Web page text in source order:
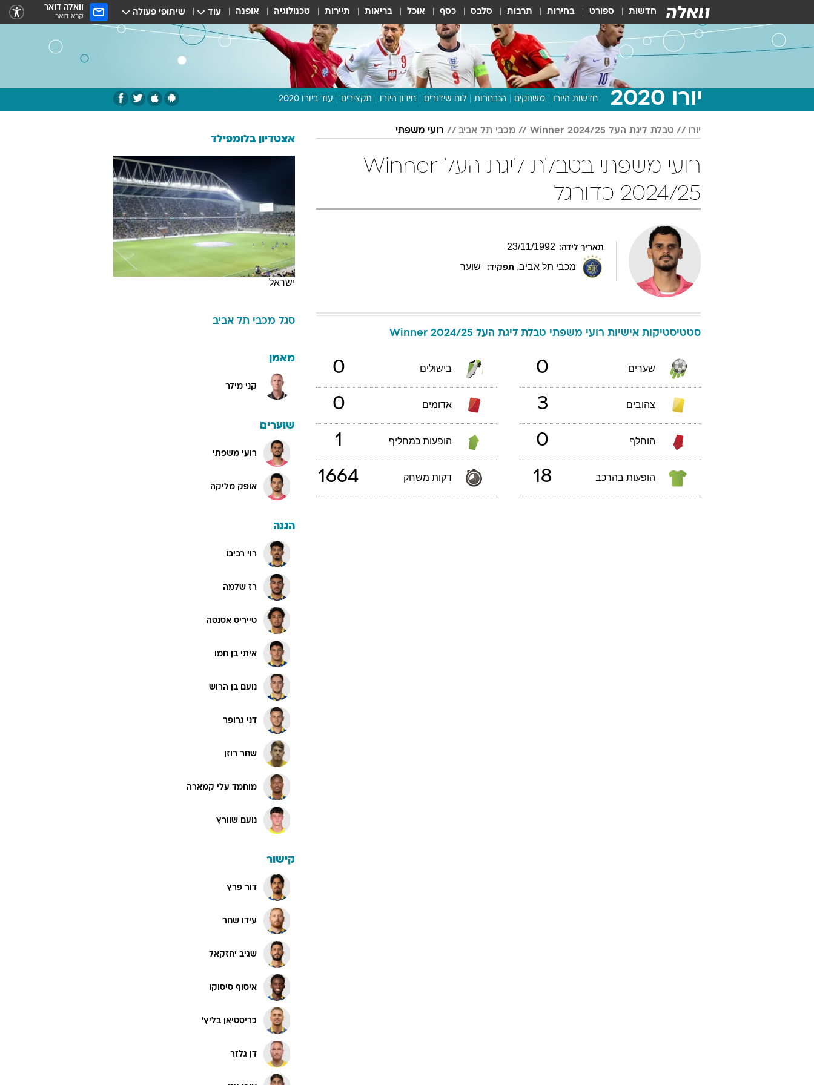
חדשות ספורט בחירות תרבות סלבס כסף אוכל בריאות תיירות טכנולוגיה אופנה עוד שיתופי פעולה וואלה דואר
קרא דואר
יורו 2020 חדשות היורו משחקים הנבחרות לוח שידורים חידון היורו תקצירים עוד ביורו 2020
תכנית היורו
וואלה! ספורט
יורו טבלת ליגת העל Winner 2024/25 מכבי תל אביב רועי משפתי
רועי משפתי בטבלת ליגת העל Winner
2024/25 כדורגל
תאריך לידה: 23/11/1992
מכבי תל אביב, תפקיד: שוער
סטטיסטיקות אישיות רועי משפתי טבלת ליגת העל Winner 2024/25
שערים 0 בישולים 0
צהובים 3 אדומים 0
הוחלף 0 הופעות כמחליף 1
הופעות בהרכב 18 דקות משחק 1664
אצטדיון בלומפילד
ישראל
סגל מכבי תל אביב
מאמן
קני מילר
שוערים
רועי משפתי
אופק מליקה
הגנה
רוי רביבו
רז שלמה
טייריס אסנטה
איתי בן חמו
נועם בן הרוש
דני גרופר
שחר רוזן
מוחמד עלי קמארה
נועם שוורץ
קישור
דור פרץ
עידו שחר
שגיב יחזקאל
איסוף סיסוקו
כריסטיאן בליץ'
דן גלזר